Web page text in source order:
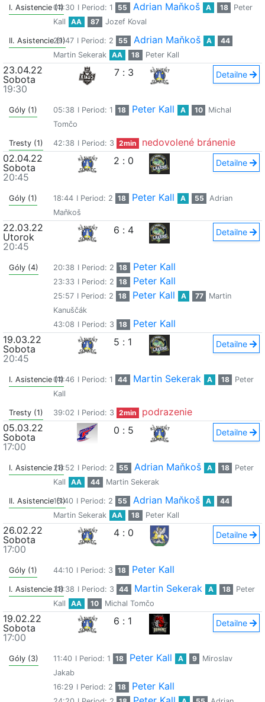
I. Asistencie (1)04:30 I Period: 1 55 Adrian Maňkoš A 18
Peter
Kall
AA 87 Jozef Koval
II. Asistencie (1)
29:47 I Period: 2 55 Adrian Maňkoš A
44
Martin Sekerak
AA 18 Peter Kall
23.04.22
Sobota
19:30
7 : 3 Detailne
Góly (1) 05:38 I Period: 1 18 Peter Kall A 10
Michal
Tomčo
Tresty (1) 42:38 I Period: 3 2min
nedovolené bránenie
02.04.22
Sobota
20:45
2 : 0 Detailne
Góly (1) 18:44 I Period: 2 18 Peter Kall A 55
Adrian
Maňkoš
22.03.22
Utorok
20:45
6 : 4 Detailne
Góly (4) 20:38 I Period: 2 18 Peter Kall
23:33 I Period: 2 18 Peter Kall
25:57 I Period: 2 18 Peter Kall A 77
Martin
Kanuščák
43:08 I Period: 3 18
Peter Kall
19.03.22
Sobota
20:45
5 : 1 Detailne
I. Asistencie (1)04:46 I Period: 1 44 Martin Sekerak A 18
Peter
Kall
Tresty (1) 39:02 I Period: 3 2min
podrazenie
05.03.22
Sobota
17:00
0 : 5 Detailne
I. Asistencie (1)28:52 I Period: 2 55 Adrian Maňkoš A 18
Peter
Kall
AA 44 Martin Sekerak
II. Asistencie (1)
15:40 I Period: 2 55 Adrian Maňkoš A
44
Martin Sekerak
AA 18 Peter Kall
26.02.22
Sobota
17:00
4 : 0 Detailne
Góly (1) 44:10 I Period: 3 18 Peter Kall
I. Asistencie (1)38:38 I Period: 3 44 Martin Sekerak A 18
Peter
Kall
AA 10 Michal Tomčo
19.02.22
Sobota
17:00
6 : 1 Detailne
Góly (3) 11:40 I Period: 1 18 Peter Kall A 9
Miroslav
Jakab
16:29 I Period: 2 18 Peter Kall